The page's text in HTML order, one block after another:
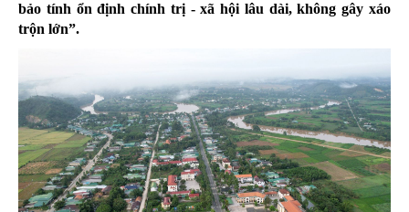
bảo tính ổn định chính trị - xã hội lâu dài, không gây xáo
trộn lớn”.